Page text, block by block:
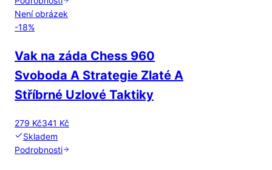
Není obrázek
-18%
Vak na záda Chess 960
Svoboda A Strategie Zlaté A
Stříbrné Uzlové Taktiky
279 Kč341 Kč
Skladem
Podrobnosti